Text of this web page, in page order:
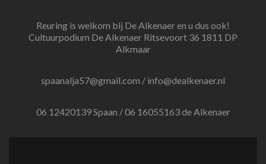
Reuring is welkom bij De Alkenaer en u dus ook!
Cultuurpodium De Alkenaer Ritsevoort 36 1811 DP
Alkmaar
spaanalja57@gmail.com / info@dealkenaer.nl
06 12420139 Spaan / 06 16055163 de Alkenaer